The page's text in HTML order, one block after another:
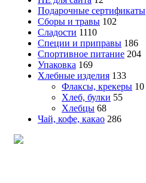
Подарочные сертификаты
Сборы и травы 102
Сладости 1110
Специи и приправы 186
Спортивное питание 204
Упаковка 169
Хлебные изделия 133
Флаксы, крекеры 10
Хлеб, булки 55
Хлебцы 68
Чай, кофе, какао 286